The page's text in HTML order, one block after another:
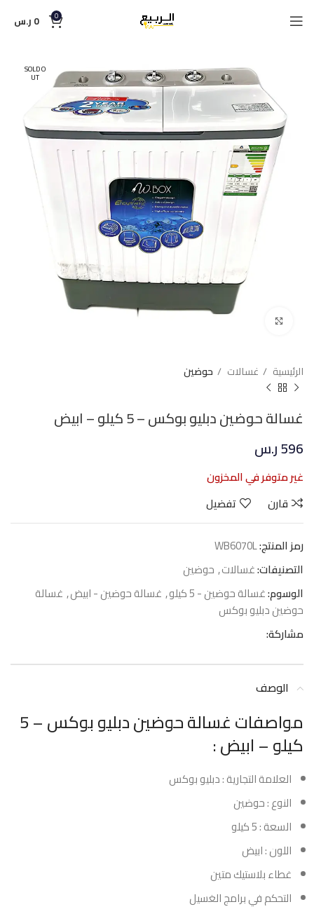
0
0 ر.س
SOLD O
UT
الرئيسية غسالات حوضين
غسالة حوضين دبليو بوكس – 5 كيلو – ابيض
596ر.س
غير متوفر في المخزون
قارن
تفضيل
رمز المنتج:WB6070L
التصنيفات:غسالات, حوضين
الوسوم:غسالة حوضين - 5 كيلو , غسالة حوضين - ابيض, غسالة
حوضين دبليو بوكس
مشاركة:
الوصف
مواصفات غسالة حوضين دبليو بوكس – 5
كيلو – ابيض :
العلامة التجارية : دبليو بوكس
النوع : حوضين
السعة : 5 كيلو
اللون : ابيض
غطاء بلاستيك متين
التحكم في برامج الغسيل